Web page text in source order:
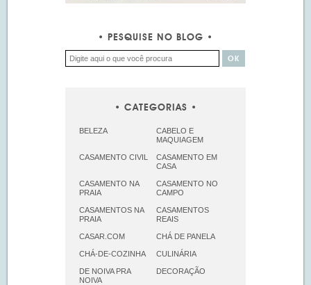
PESQUISE NO BLOG
CATEGORIAS
BELEZA
CABELO E
MAQUIAGEM
CASAMENTO CIVIL
CASAMENTO EM
CASA
CASAMENTO NA
PRAIA
CASAMENTO NO
CAMPO
CASAMENTOS NA
PRAIA
CASAMENTOS
REAIS
CASAR.COM CHÁ DE PANELA
CHÁ-DE-COZINHA CULINÁRIA
DE NOIVA PRA
NOIVA
DECORAÇÃO